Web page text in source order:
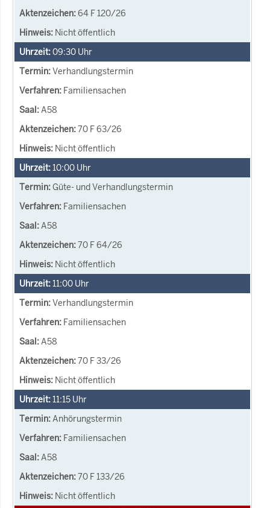
64 F 120/26
Nicht öffentlich
09:30 Uhr
Verhandlungstermin
Familiensachen
A58
70 F 63/26
Nicht öffentlich
10:00 Uhr
Güte- und Verhandlungstermin
Familiensachen
A58
70 F 64/26
Nicht öffentlich
11:00 Uhr
Verhandlungstermin
Familiensachen
A58
70 F 33/26
Nicht öffentlich
11:15 Uhr
Anhörungstermin
Familiensachen
A58
70 F 133/26
Nicht öffentlich